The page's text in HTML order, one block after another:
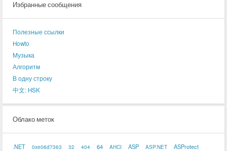
Избранные сообщения
Полезные ссылки
Howto
Музыка
Алгоритм
В одну строку
中文: HSK
Облако меток
.NET 0xe06d7363 32 404 64 AHCI ASP ASP.NET ASProtect